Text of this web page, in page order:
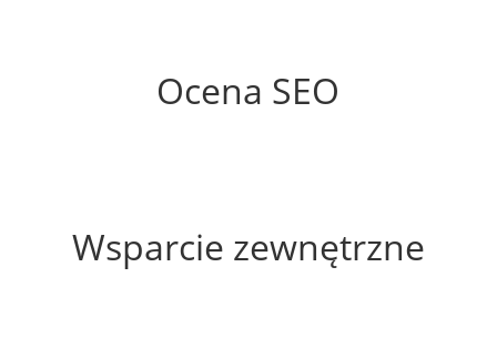
Ocena SEO
Wsparcie zewnętrzne